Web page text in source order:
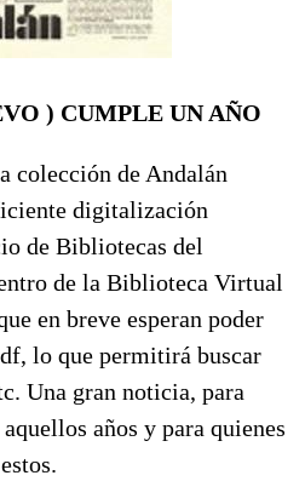
) CUMPLE UN AÑO
colección de Andalán
digitalización
de Bibliotecas del
de la Biblioteca Virtual
en breve esperan poder
lo que permitirá buscar
Una gran noticia, para
años y para quienes